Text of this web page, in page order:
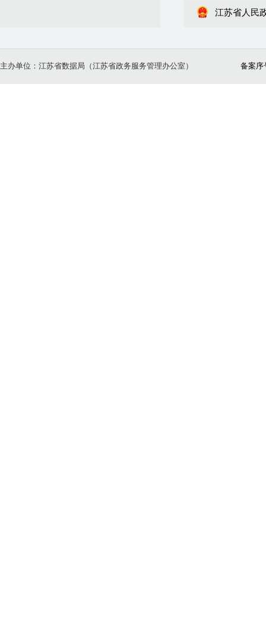
江苏省人民
主办单位：江苏省数据局（江苏省政务服务管理办公室） 备案序